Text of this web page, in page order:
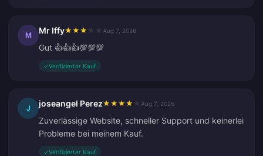
M Mr Iffy★ ★ ★ Aug 7, 2026
Gut 👍👍👍💯💯💯
✓Verifizierter Kauf
J joseangel Perez★ ★ ★ ★ Aug 7, 2026
Zuverlässige Website, schneller Support und keinerlei
Probleme bei meinem Kauf.
✓Verifizierter Kauf